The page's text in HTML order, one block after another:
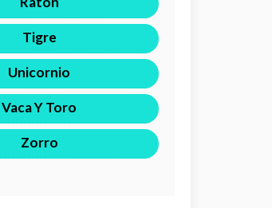
Tigre
Unicornio
Vaca Y Toro
Zorro